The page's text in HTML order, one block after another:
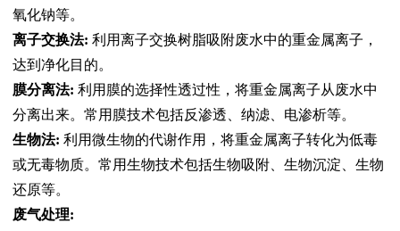
氧化钠等。
离子交换法: 利用离子交换树脂吸附废水中的重金属离子，
达到净化目的。
膜分离法: 利用膜的选择性透过性，将重金属离子从废水中
分离出来。常用膜技术包括反渗透、纳滤、电渗析等。
生物法: 利用微生物的代谢作用，将重金属离子转化为低毒
或无毒物质。常用生物技术包括生物吸附、生物沉淀、生物
还原等。
废气处理: